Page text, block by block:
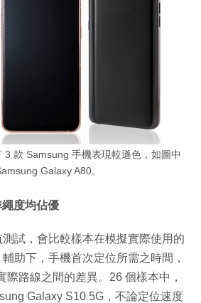
3 款 Samsung 手機表現較遜色，如圖中
Galaxy A80。
度均佔優
試，會比較樣本在模擬實際使用的
助下，手機首次定位所需之時間，
際路線之間的差異。26 個樣本中，
Galaxy S10 5G，不論定位速度